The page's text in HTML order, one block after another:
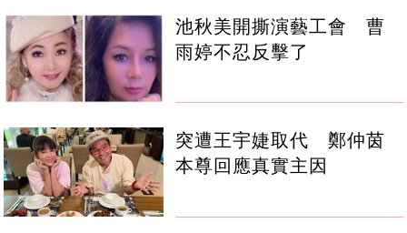
池秋美開撕演藝工會 曹
雨婷不忍反擊了
突遭王宇婕取代 鄭仲茵
本尊回應真實主因